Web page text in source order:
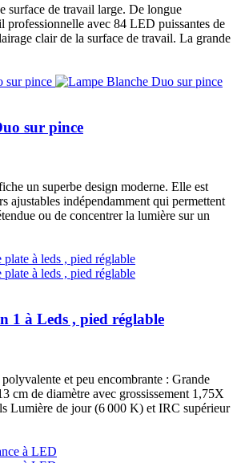
surface de travail large. De longue
professionnelle avec 84 LED puissantes de
clair de la surface de travail. La grande
sur pince
un superbe design moderne. Elle est
ajustables indépendamment qui permettent
ou de concentrer la lumière sur un
1 à Leds , pied réglable
et peu encombrante : Grande
cm de diamètre avec grossissement 1,75X
Lumière de jour (6 000 K) et IRC supérieur